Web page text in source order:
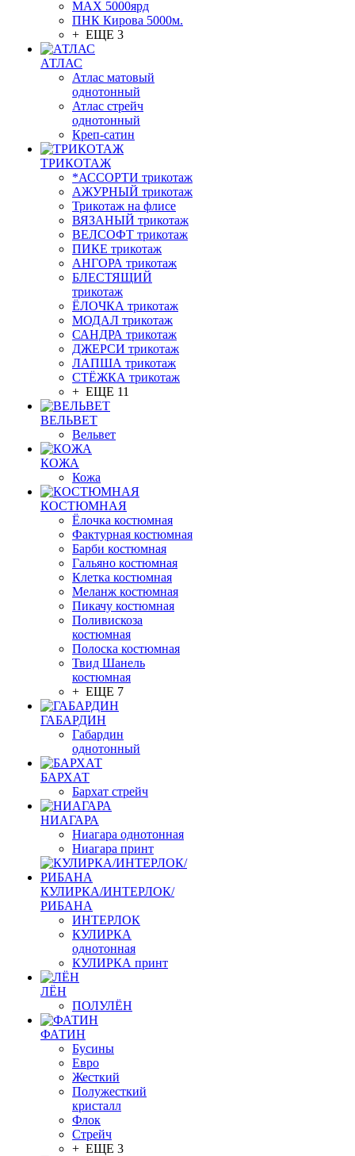
МАХ 5000ярд
ПНК Кирова 5000м.
+ ЕЩЕ 3
АТЛАС
Атлас матовый
однотонный
Атлас стрейч
однотонный
Креп-сатин
ТРИКОТАЖ
*АССОРТИ трикотаж
АЖУРНЫЙ трикотаж
Трикотаж на флисе
ВЯЗАНЫЙ трикотаж
ВЕЛСОФТ трикотаж
ПИКЕ трикотаж
АНГОРА трикотаж
БЛЕСТЯЩИЙ
трикотаж
ЁЛОЧКА трикотаж
МОДАЛ трикотаж
САНДРА трикотаж
ДЖЕРСИ трикотаж
ЛАПША трикотаж
СТЁЖКА трикотаж
+ ЕЩЕ 11
ВЕЛЬВЕТ
Вельвет
КОЖА
Кожа
КОСТЮМНАЯ
Ёлочка костюмная
Фактурная костюмная
Барби костюмная
Гальяно костюмная
Клетка костюмная
Меланж костюмная
Пикачу костюмная
Поливискоза
костюмная
Полоска костюмная
Твид Шанель
костюмная
+ ЕЩЕ 7
ГАБАРДИН
Габардин
однотонный
БАРХАТ
Бархат стрейч
НИАГАРА
Ниагара однотонная
Ниагара принт
КУЛИРКА/ИНТЕРЛОК/
РИБАНА
ИНТЕРЛОК
КУЛИРКА
однотонная
КУЛИРКА принт
ЛЁН
ПОЛУЛЁН
ФАТИН
Бусины
Евро
Жесткий
Полужесткий
кристалл
Флок
Стрейч
+ ЕЩЕ 3